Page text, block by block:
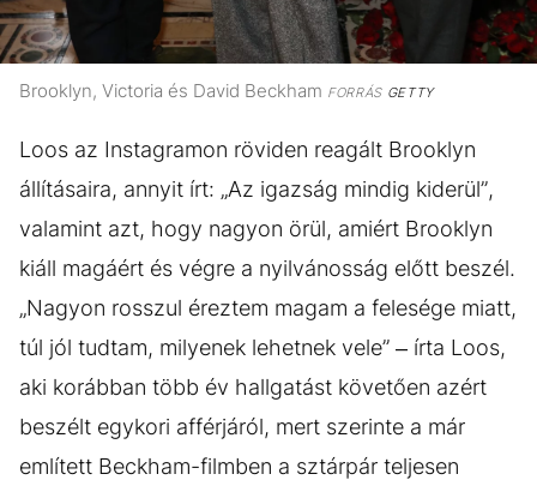
Brooklyn, Victoria és David Beckham FORRÁSGETTY
Loos az Instagramon röviden reagált Brooklyn
állításaira, annyit írt: „Az igazság mindig kiderül”,
valamint azt, hogy nagyon örül, amiért Brooklyn
kiáll magáért és végre a nyilvánosság előtt beszél.
„Nagyon rosszul éreztem magam a felesége miatt,
túl jól tudtam, milyenek lehetnek vele” – írta Loos,
aki korábban több év hallgatást követően azért
beszélt egykori afférjáról, mert szerinte a már
említett Beckham-filmben a sztárpár teljesen